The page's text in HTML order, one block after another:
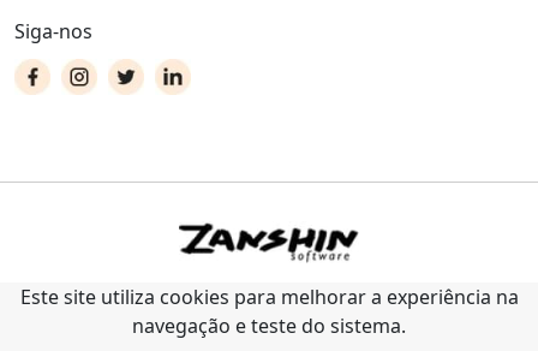
Siga-nos
Este site utiliza cookies para melhorar a experiência na
navegação e teste do sistema.